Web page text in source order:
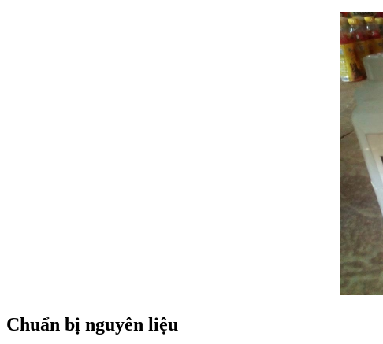
Chuẩn bị nguyên liệu